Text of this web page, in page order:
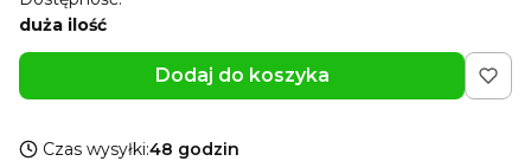
duża ilość
Dodaj do koszyka
Czas wysyłki:48 godzin